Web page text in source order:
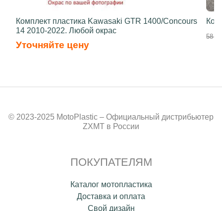
Комплект пластика Kawasaki GTR 1400/Concours
14 2010-2022. Любой окрас
Уточняйте цену
58
© 2023-2025 MotoPlastic – Официальный дистрибьютер
ZXMT в России
ПОКУПАТЕЛЯМ
Каталог мотопластика
Доставка и оплата
Свой дизайн